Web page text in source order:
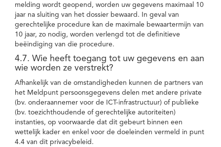
melding wordt geopend, worden uw gegevens maximaal 10
jaar na sluiting van het dossier bewaard. In geval van
gerechtelijke procedure kan de maximale bewaartermijn van
10 jaar, zo nodig, worden verlengd tot de definitieve
beëindiging van die procedure.
4.7. Wie heeft toegang tot uw gegevens en aan
wie worden ze verstrekt?
Afhankelijk van de omstandigheden kunnen de partners van
het Meldpunt persoonsgegevens delen met andere private
(bv. onderaannemer voor de ICT-infrastructuur) of publieke
(bv. toezichthoudende of gerechtelijke autoriteiten)
instanties, op voorwaarde dat dit gebeurt binnen een
wettelijk kader en enkel voor de doeleinden vermeld in punt
4.4 van dit privacybeleid.